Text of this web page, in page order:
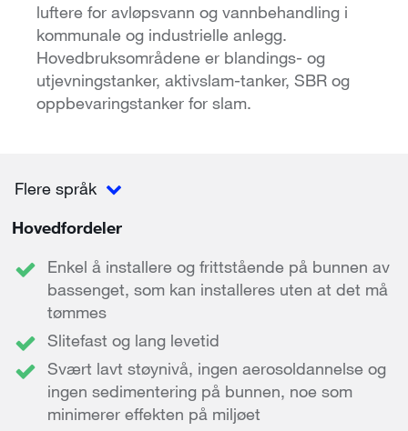
luftere for avløpsvann og vannbehandling i
kommunale og industrielle anlegg.
Hovedbruksområdene er blandings- og
utjevningstanker, aktivslam-tanker, SBR og
oppbevaringstanker for slam.
Flere språk
Hovedfordeler
Enkel å installere og frittstående på bunnen av
bassenget, som kan installeres uten at det må
tømmes
Slitefast og lang levetid
Svært lavt støynivå, ingen aerosoldannelse og
ingen sedimentering på bunnen, noe som
minimerer effekten på miljøet